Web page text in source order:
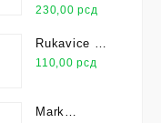
230,00рсд
Rukavice Za
Montažu Pu
110,00рсд
Mark